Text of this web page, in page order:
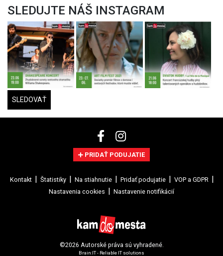
SLEDUJTE NÁŠ INSTAGRAM
SLEDOVAŤ
PRIDAŤ PODUJATIE
Kontakt Štatistiky Na stiahnutie Pridať podujatie
VOP a GDPR
Nastavenia cookies
Nastavenie notifikácií
©2026 Autorské práva sú vyhradené.
Brain:IT - Reliable IT solutions